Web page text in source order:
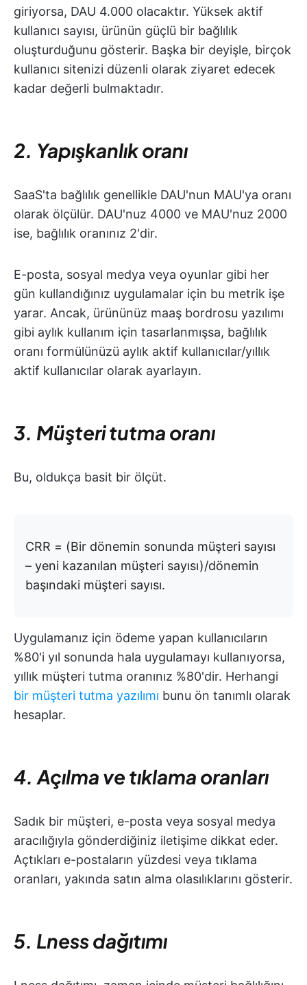
giriyorsa, DAU 4.000 olacaktır. Yüksek aktif
kullanıcı sayısı, ürünün güçlü bir bağlılık
oluşturduğunu gösterir. Başka bir deyişle, birçok
kullanıcı sitenizi düzenli olarak ziyaret edecek
kadar değerli bulmaktadır.
2. Yapışkanlık oranı
SaaS'ta bağlılık genellikle DAU'nun MAU'ya oranı
olarak ölçülür. DAU'nuz 4000 ve MAU'nuz 2000
ise, bağlılık oranınız 2'dir.
E-posta, sosyal medya veya oyunlar gibi her
gün kullandığınız uygulamalar için bu metrik işe
yarar. Ancak, ürününüz maaş bordrosu yazılımı
gibi aylık kullanım için tasarlanmışsa, bağlılık
oranı formülünüzü aylık aktif kullanıcılar/yıllık
aktif kullanıcılar olarak ayarlayın.
3. Müşteri tutma oranı
Bu, oldukça basit bir ölçüt.
CRR = (Bir dönemin sonunda müşteri sayısı
– yeni kazanılan müşteri sayısı)/dönemin
başındaki müşteri sayısı.
Uygulamanız için ödeme yapan kullanıcıların
%80'i yıl sonunda hala uygulamayı kullanıyorsa,
yıllık müşteri tutma oranınız %80'dir. Herhangi
bir müşteri tutma yazılımı bunu ön tanımlı olarak
hesaplar.
4. Açılma ve tıklama oranları
Sadık bir müşteri, e-posta veya sosyal medya
aracılığıyla gönderdiğiniz iletişime dikkat eder.
Açtıkları e-postaların yüzdesi veya tıklama
oranları, yakında satın alma olasılıklarını gösterir.
5. Lness dağıtımı